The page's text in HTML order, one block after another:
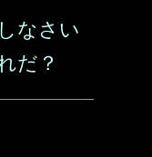
なさい
だ？